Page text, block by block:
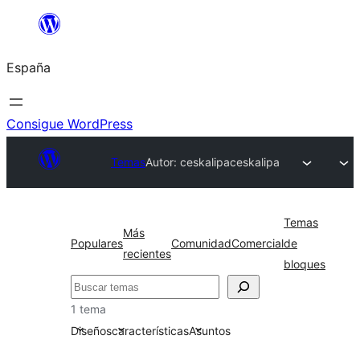
Saltar
contenido
España
Consigue WordPress
TemasAutor: ceskalipaceskalipa
Populares
Más
recientes
ComunidadComercial
Temas
de
bloques
Buscar
1 tema
DiseñoscaracterísticasAsuntos